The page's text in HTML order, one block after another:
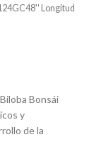
Longitud
Bonsái
y
de la